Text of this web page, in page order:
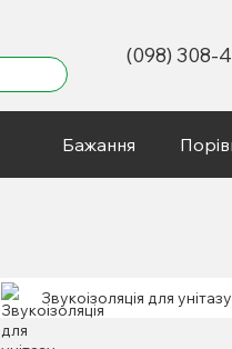
(098) 308-
Бажання
Звукоізоляція для унітазу